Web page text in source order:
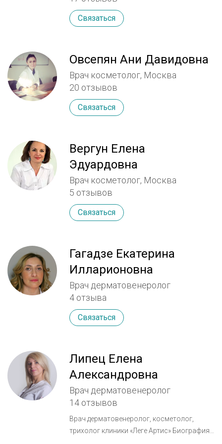
Связаться
Овсепян Ани Давидовна
Врач косметолог, Москва
20 отзывов
Связаться
Вергун Елена
Эдуардовна
Врач косметолог, Москва
5 отзывов
Связаться
Гагадзе Екатерина
Илларионовна
Врач дерматовенеролог
4 отзыва
Связаться
Липец Елена
Александровна
Врач дерматовенеролог
14 отзывов
Врач дерматовенеролог, косметолог,
трихолог клиники «Леге Артис» Биография